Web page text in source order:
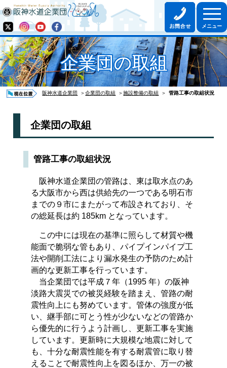
企業団の取組
阪神水道企業団 ＞企業団の取組 ＞施設整備の取組 ＞ 管路工事の取組状況
企業団の取組
管路工事の取組状況
阪神水道企業団の管路は、東は取水点のあ
る大阪市から西は供給先の一つである明石市
までの９市にまたがって布設されており、そ
の総延長は約 185km となっています。
この中には現在の基準に照らして材質や機
能面で脆弱な管もあり、パイプインパイプ工
法や開削工法により漏水発生の予防のため計
画的な更新工事を行っています。
当企業団では平成７年（1995 年）の阪神
淡路大震災での被災経験を踏まえ、管路の耐
震性向上にも努めています。管体の強度が低
い、継手部に可とう性が少ないなどの管路か
ら優先的に行うよう計画し、更新工事を実施
しています。更新時に大規模な地震に対して
も、十分な耐震性能を有する耐震管に取り替
えることで耐震性向上を図るほか、万一の被